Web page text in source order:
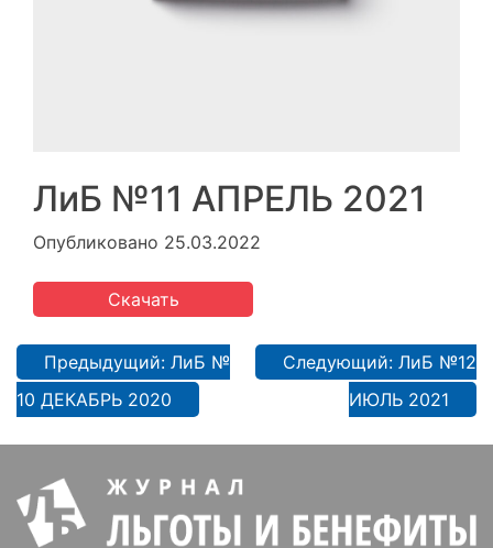
ЛиБ №11 АПРЕЛЬ 2021
Опубликовано 25.03.2022
Скачать
Навигация
по
записям
Предыдущий: ЛиБ №
10 ДЕКАБРЬ 2020
Следующий: ЛиБ №12
ИЮЛЬ 2021